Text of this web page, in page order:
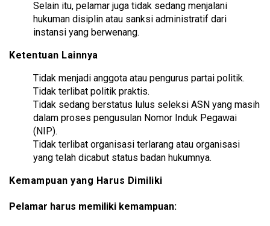
Selain itu, pelamar juga tidak sedang menjalani
hukuman disiplin atau sanksi administratif dari
instansi yang berwenang.
Ketentuan Lainnya
Tidak menjadi anggota atau pengurus partai politik.
Tidak terlibat politik praktis.
Tidak sedang berstatus lulus seleksi ASN yang masih
dalam proses pengusulan Nomor Induk Pegawai
(NIP).
Tidak terlibat organisasi terlarang atau organisasi
yang telah dicabut status badan hukumnya.
Kemampuan yang Harus Dimiliki
Pelamar harus memiliki kemampuan: